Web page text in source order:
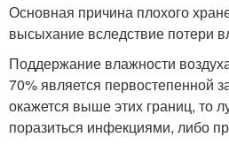
Основная причина плохого
высыхание вследствие потери
Поддержание влажности
70% является первостепенной
окажется выше этих границ, то
поразиться инфекциями, либо